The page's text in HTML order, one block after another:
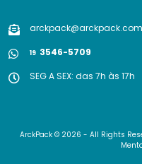
19 3546-5709
SEG A SEX: das 7h às 17h
ArckPack © 2026 - All Rights